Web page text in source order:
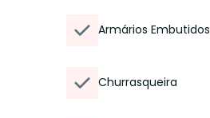
Armários Embutidos
Churrasqueira